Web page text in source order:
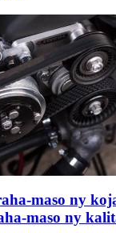
maso ny
maso ny